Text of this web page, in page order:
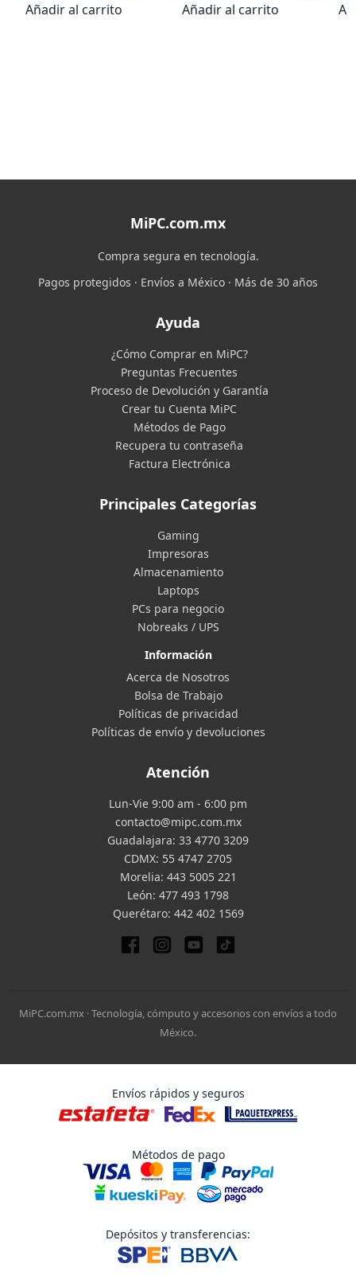
Añadir al carrito Añadir al carrito
MiPC.com.mx
Compra segura en tecnología.
Pagos protegidos · Envíos a México · Más de 30 años
Ayuda
¿Cómo Comprar en MiPC?
Preguntas Frecuentes
Proceso de Devolución y Garantía
Crear tu Cuenta MiPC
Métodos de Pago
Recupera tu contraseña
Factura Electrónica
Principales Categorías
Gaming
Impresoras
Almacenamiento
Laptops
PCs para negocio
Nobreaks / UPS
Información
Acerca de Nosotros
Bolsa de Trabajo
Políticas de privacidad
Políticas de envío y devoluciones
Atención
Lun-Vie 9:00 am - 6:00 pm
contacto@mipc.com.mx
Guadalajara: 33 4770 3209
CDMX: 55 4747 2705
Morelia: 443 5005 221
León: 477 493 1798
Querétaro: 442 402 1569
MiPC.com.mx · Tecnología, cómputo y accesorios con envíos a todo
México.
Envíos rápidos y seguros
Métodos de pago
Depósitos y transferencias: